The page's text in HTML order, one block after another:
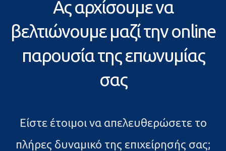
Ας αρχίσουμε να
βελτιώνουμε μαζί την online
παρουσία της επωνυμίας
σας
Είστε έτοιμοι να απελευθερώσετε το
πλήρες δυναμικό της επιχείρησής σας;